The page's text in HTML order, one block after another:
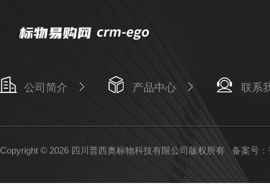
公司简介 产品中心 联系
Copyright © 2026 四川普西奥标物科技有限公司版权所有 备案号：